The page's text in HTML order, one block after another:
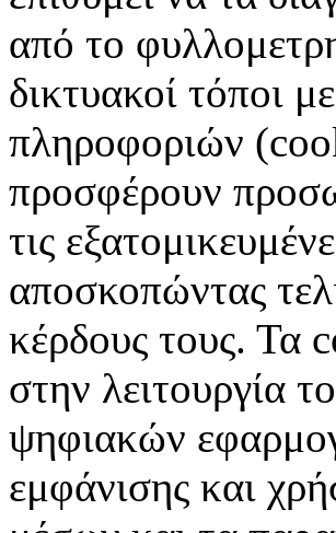
από το
δικτυακοί τόποι
πληροφοριών
προσφέρουν
τις
αποσκοπώντας
κέρδους τους. Τα
στην λειτουργία
ψηφιακών
εμφάνισης και